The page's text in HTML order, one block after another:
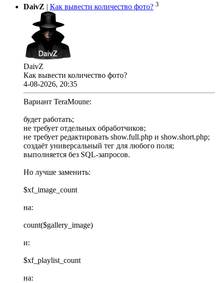
DaivZ | Как вывести количество фото? 3
DaivZ
Как вывести количество фото?
4-08-2026, 20:35
Вариант TeraMoune:
будет работать;
не требует отдельных обработчиков;
не требует редактировать show.full.php и show.short.php;
создаёт универсальный тег для любого поля;
выполняется без SQL-запросов.
Но лучше заменить:
$xf_image_count
на:
count($gallery_image)
и:
$xf_playlist_count
на: